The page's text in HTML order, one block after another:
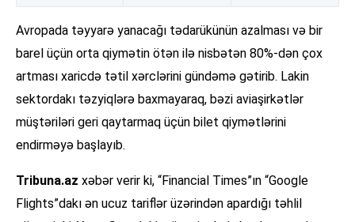
Avropada təyyarə yanacağı tədarükünün azalması və bir
barel üçün orta qiymətin ötən ilə nisbətən 80%-dən çox
artması xaricdə tətil xərclərini gündəmə gətirib. Lakin
sektordakı təzyiqlərə baxmayaraq, bəzi aviaşirkətlər
müştəriləri geri qaytarmaq üçün bilet qiymətlərini
endirməyə başlayıb.
Tribuna.az xəbər verir ki, “Financial Times”ın “Google
Flights”dakı ən ucuz tariflər üzərindən apardığı təhlil